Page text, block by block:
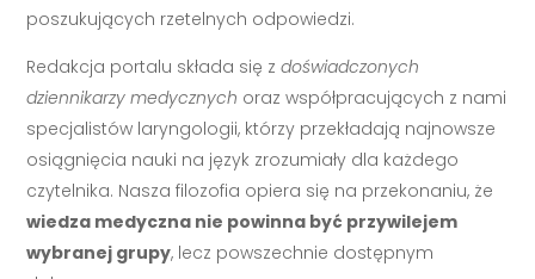
poszukujących rzetelnych odpowiedzi.
Redakcja portalu składa się zdoświadczonych
dziennikarzy medycznych oraz współpracujących z nami
specjalistów laryngologii, którzy przekładają najnowsze
osiągnięcia nauki na język zrozumiały dla każdego
czytelnika. Nasza filozofia opiera się na przekonaniu, że
wiedza medyczna nie powinna być przywilejem
wybranej grupy, lecz powszechnie dostępnym